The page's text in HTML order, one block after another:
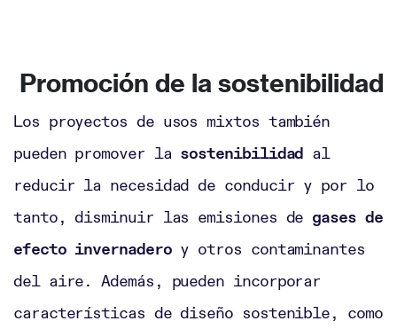
Promoción de la sostenibilidad
Los proyectos de usos mixtos también
pueden promover la sostenibilidad al
reducir la necesidad de conducir y por lo
tanto, disminuir las emisiones de gases de
efecto invernaderoy otros contaminantes
del aire. Además, pueden incorporar
características de diseño sostenible, como